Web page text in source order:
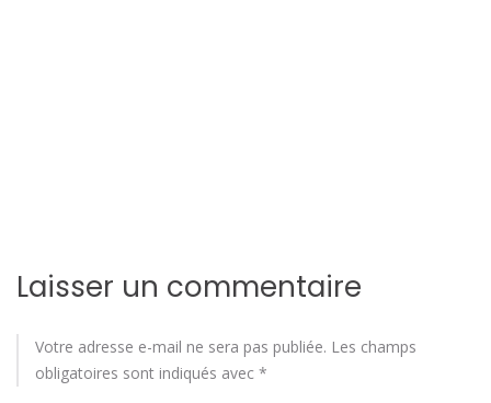
Laisser un commentaire
Votre adresse e-mail ne sera pas publiée. Les champs
obligatoires sont indiqués avec *